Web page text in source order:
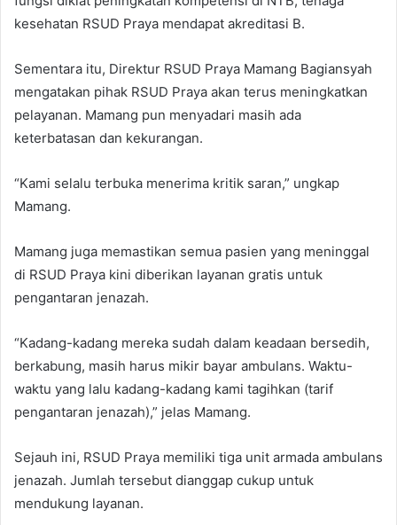
kesehatan RSUD Praya mendapat akreditasi B.
Sementara itu, Direktur RSUD Praya Mamang Bagiansyah
mengatakan pihak RSUD Praya akan terus meningkatkan
pelayanan. Mamang pun menyadari masih ada
keterbatasan dan kekurangan.
“Kami selalu terbuka menerima kritik saran,” ungkap
Mamang.
Mamang juga memastikan semua pasien yang meninggal
di RSUD Praya kini diberikan layanan gratis untuk
pengantaran jenazah.
“Kadang-kadang mereka sudah dalam keadaan bersedih,
berkabung, masih harus mikir bayar ambulans. Waktu-
waktu yang lalu kadang-kadang kami tagihkan (tarif
pengantaran jenazah),” jelas Mamang.
Sejauh ini, RSUD Praya memiliki tiga unit armada ambulans
jenazah. Jumlah tersebut dianggap cukup untuk
mendukung layanan.